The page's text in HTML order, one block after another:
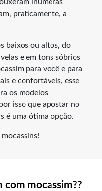
inúmeras
praticamente, a
baixos ou altos, do
e em tons sóbrios
para você e para
e confortáveis, esse
os modelos
isso que apostar no
é uma ótima opção.
com mocassim??